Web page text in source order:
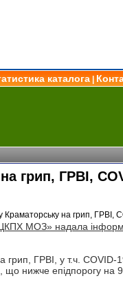
каталога
грип, ГРВІ,
МОЗ» надала
грип, ГРВІ, у т.ч.
нижче епідпорогу на